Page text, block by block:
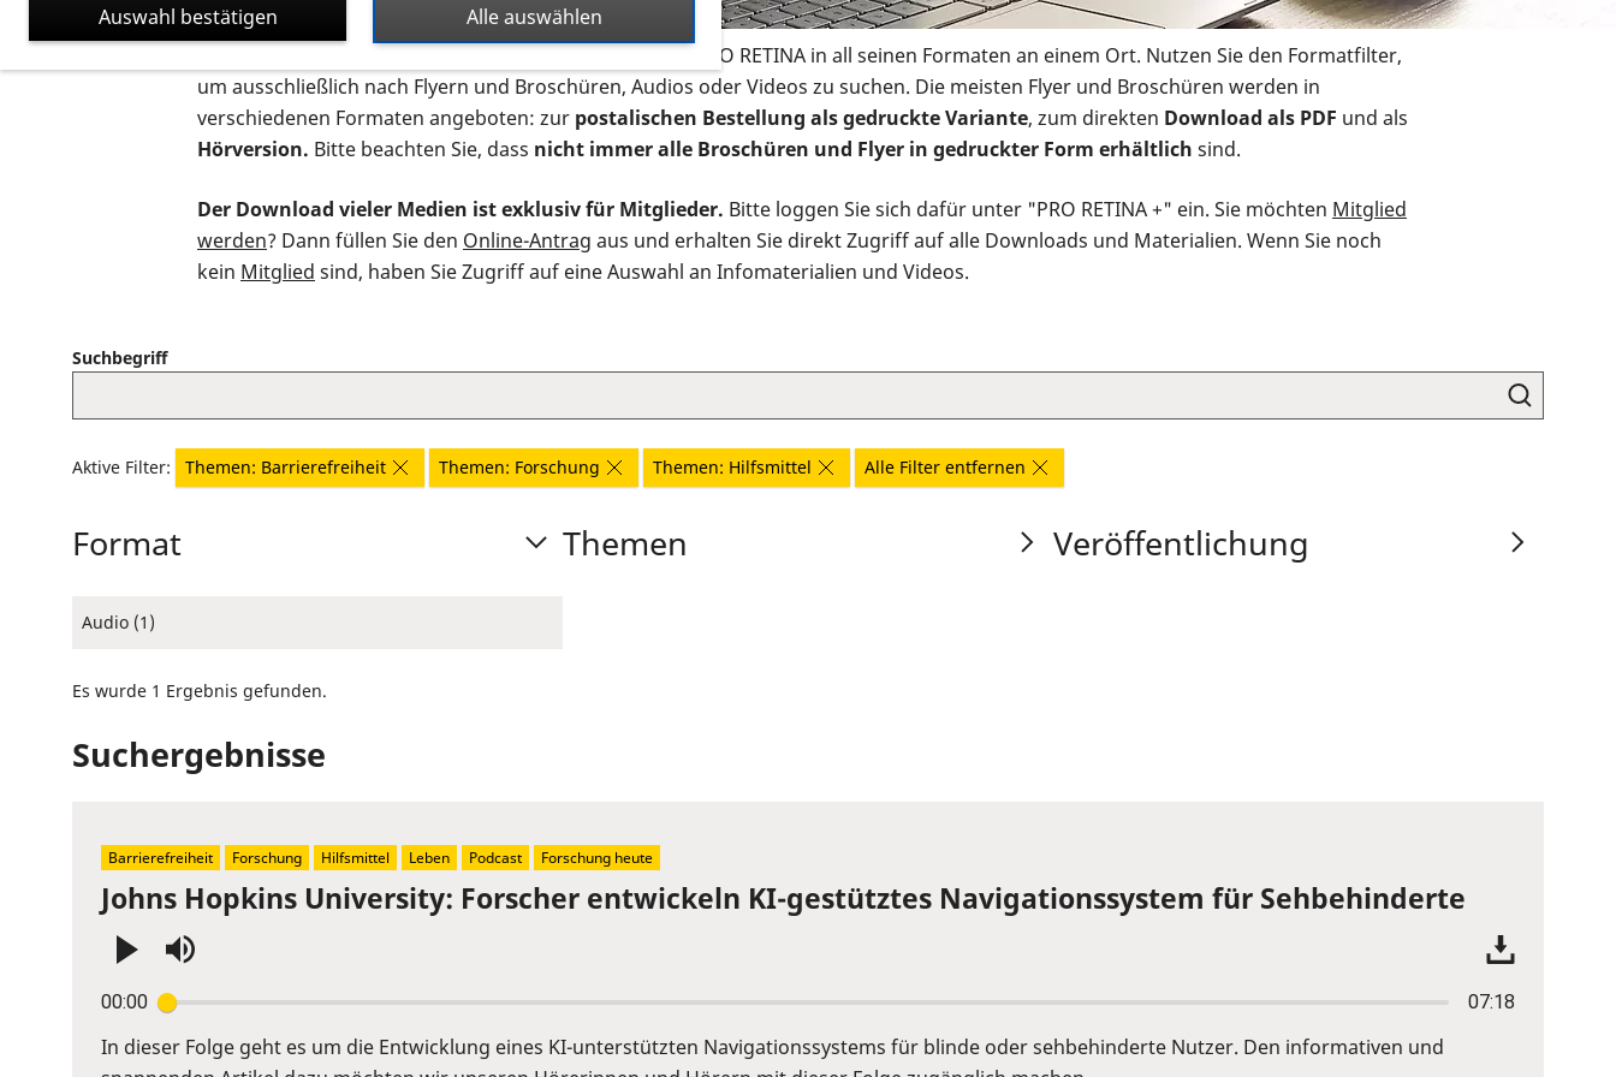
Auf dieser Seite finden Sie sämtliches Infomaterial der PRO RETINA in all seinen Formaten an einem Ort. Nutzen Sie den Formatfilter,
um ausschließlich nach Flyern und Broschüren, Audios oder Videos zu suchen. Die meisten Flyer und Broschüren werden in
verschiedenen Formaten angeboten: zur postalischen Bestellung als gedruckte Variante, zum direkten Download als PDF und als
Hörversion. Bitte beachten Sie, dass nicht immer alle Broschüren und Flyer in gedruckter Form erhältlich sind.
Der Download vieler Medien ist exklusiv für Mitglieder. Bitte loggen Sie sich dafür unter "PRO RETINA +" ein. Sie möchten Mitglied
werden? Dann füllen Sie den Online-Antrag aus und erhalten Sie direkt Zugriff auf alle Downloads und Materialien. Wenn Sie noch
kein Mitglied sind, haben Sie Zugriff auf eine Auswahl an Infomaterialien und Videos.
Suchbegriff
Aktive Filter: Themen: Barrierefreiheit Themen: Forschung Themen: Hilfsmittel Alle Filter entfernen
Format
Audio (1)
Themen Veröffentlichung
Es wurde 1 Ergebnis gefunden.
Suchergebnisse
Johns Hopkins University: Forscher entwickeln KI-gestütztes Navigationssystem für Sehbehinderte
00:00 07:18
Enter
or
In dieser Folge geht es um die Entwicklung eines KI-unterstützten Navigationssystems für blinde oder sehbehinderte Nutzer. Den informativen und
Barrierefreiheit Forschung Hilfsmittel Leben Podcast Forschung heute
Alle auswählen
Auswahl bestätigen